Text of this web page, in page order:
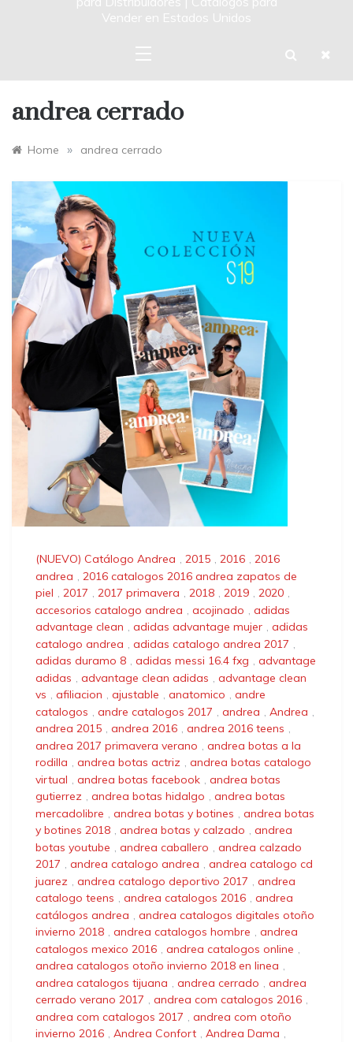
Vender en Estados Unidos
andrea cerrado
Home » andrea cerrado
(NUEVO) Catálogo Andrea , 2015 , 2016 , 2016
andrea , 2016 catalogos 2016 andrea zapatos de
piel , 2017 , 2017 primavera , 2018 , 2019 , 2020 ,
accesorios catalogo andrea , acojinado , adidas
advantage clean , adidas advantage mujer , adidas
catalogo andrea , adidas catalogo andrea 2017 ,
adidas duramo 8 , adidas messi 16.4 fxg , advantage
adidas , advantage clean adidas , advantage clean
vs , afiliacion , ajustable , anatomico , andre
catalogos , andre catalogos 2017 , andrea , Andrea ,
andrea 2015 , andrea 2016 , andrea 2016 teens ,
andrea 2017 primavera verano , andrea botas a la
rodilla , andrea botas actriz , andrea botas catalogo
virtual , andrea botas facebook , andrea botas
gutierrez , andrea botas hidalgo , andrea botas
mercadolibre , andrea botas y botines , andrea botas
y botines 2018 , andrea botas y calzado , andrea
botas youtube , andrea caballero , andrea calzado
2017 , andrea catalogo andrea , andrea catalogo cd
juarez , andrea catalogo deportivo 2017 , andrea
catalogo teens , andrea catalogos 2016 , andrea
catálogos andrea , andrea catalogos digitales otoño
invierno 2018 , andrea catalogos hombre , andrea
catalogos mexico 2016 , andrea catalogos online ,
andrea catalogos otoño invierno 2018 en linea ,
andrea catalogos tijuana
andrea cerrado
andrea
cerrado verano 2017 , andrea com catalogos 2016 ,
andrea com catalogos 2017
andrea com otoño
invierno 2016 , Andrea Confort , Andrea Dama ,